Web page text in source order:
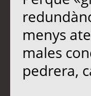
menys
males
pedrera,